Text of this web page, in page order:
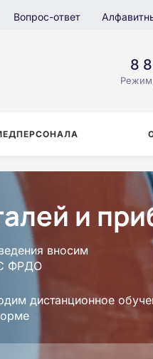
Вопрос-ответ
8
Режим
и
вносим
ФРДО
дистанционное